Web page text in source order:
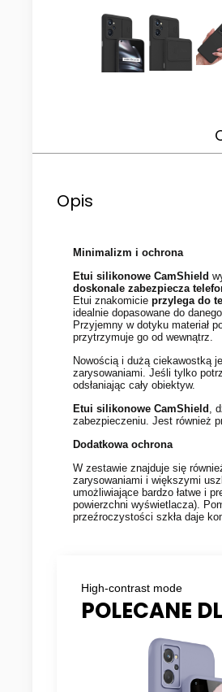
Opis
Minimalizm i ochrona
Etui silikonowe CamShield
doskonale zabezpiecza
Etui znakomicie przylega do
idealnie dopasowane do
Przyjemny w dotyku materiał
przytrzymuje go od wewnątrz.
Nowością i dużą ciekawostką
zarysowaniami. Jeśli tylko
odsłaniając cały obiektyw.
Etui silikonowe CamShield ,
zabezpieczeniu. Jest również
Dodatkowa ochrona
W zestawie znajduje się
zarysowaniami i większymi
umożliwiające bardzo łatwe i
powierzchni wyświetlacza).
przeźroczystości szkła daje
High-contrast mode
POLECANE